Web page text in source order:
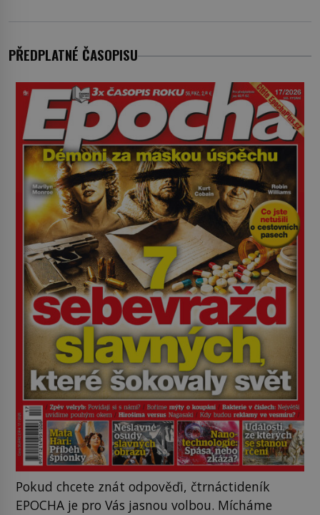
jenom jednou z nemovitostí
PŘEDPLATNÉ ČASOPISU
Pokud chcete znát odpověďi, čtrnáctideník
EPOCHA je pro Vás jasnou volbou. Mícháme